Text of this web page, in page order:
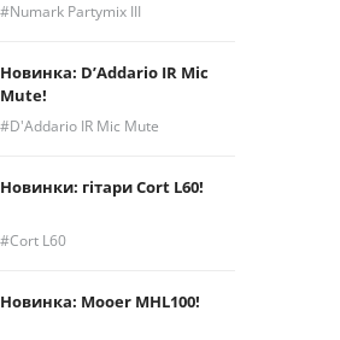
Numark Partymix III
Новинка: D’Addario IR Mic
Mute!
D'Addario IR Mic Mute
Новинки: гітари Cort L60!
Cort L60
Новинка: Mooer MHL100!